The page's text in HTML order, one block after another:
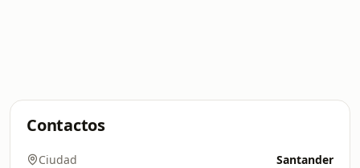
Contactos
Ciudad Santander